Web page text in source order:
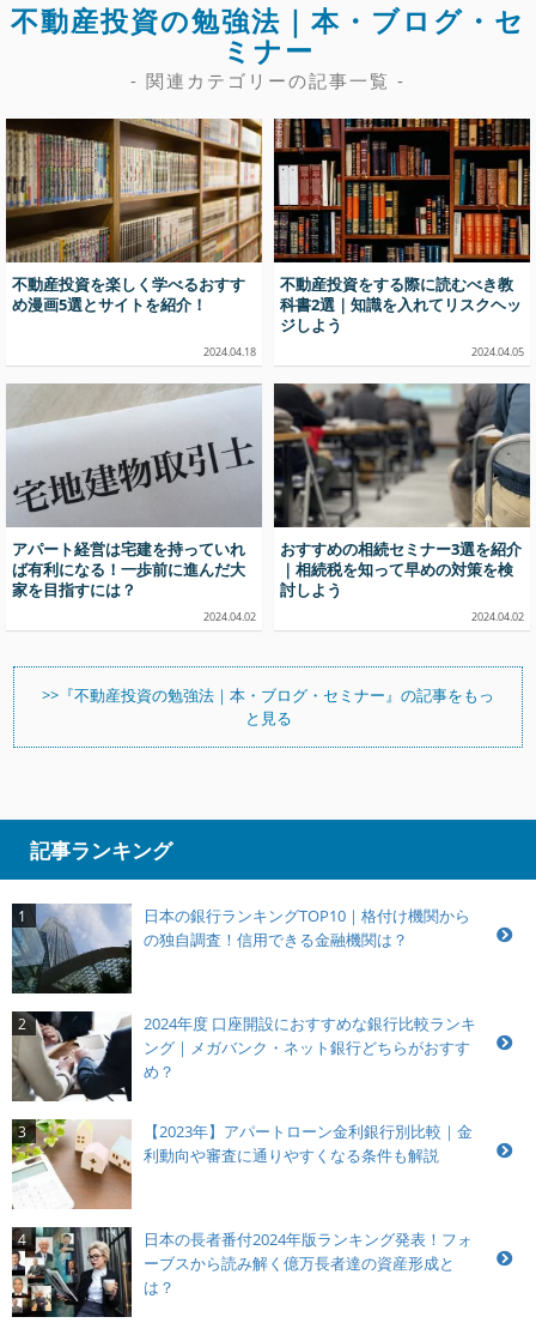
不動産投資の勉強法｜本・ブログ・セ
ミナー
- 関連カテゴリーの記事一覧 -
不動産投資を楽しく学べるおすす
め漫画5選とサイトを紹介！
2024.04.18
不動産投資をする際に読むべき教
科書2選｜知識を入れてリスクヘッ
ジしよう
2024.04.05
アパート経営は宅建を持っていれ
ば有利になる！一歩前に進んだ大
家を目指すには？
2024.04.02
おすすめの相続セミナー3選を紹介
｜相続税を知って早めの対策を検
討しよう
2024.04.02
>>『不動産投資の勉強法｜本・ブログ・セミナー』の記事をもっ
と見る
記事ランキング
1
日本の銀行ランキングTOP10｜格付け機関から
の独自調査！信用できる金融機関は？
2
2024年度 口座開設におすすめな銀行比較ランキ
ング｜メガバンク・ネット銀行どちらがおすす
め？
3
【2023年】アパートローン金利銀行別比較｜金
利動向や審査に通りやすくなる条件も解説
4
日本の長者番付2024年版ランキング発表！フォ
ーブスから読み解く億万長者達の資産形成と
は？